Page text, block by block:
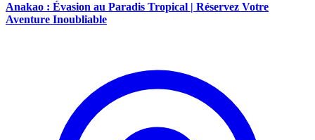
Anakao : Évasion au Paradis Tropical | Réservez Votre
Aventure Inoubliable